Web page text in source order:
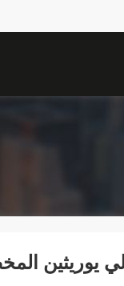
يوريثين